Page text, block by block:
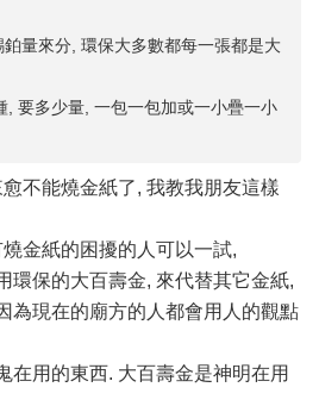
量來分, 環保大多數都每一張都是大
, 要多少量, 一包一包加或一小疊一小
不能燒金紙了, 我教我朋友這樣
金紙的困擾的人可以一試,
環保的大百壽金, 來代替其它金紙,
為現在的廟方的人都會用人的觀點
在用的東西. 大百壽金是神明在用